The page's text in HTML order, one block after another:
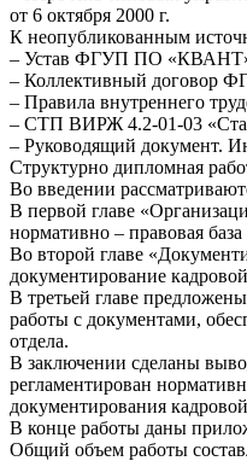
от 6 октября 2000 г.
К неопубликованным
– Устав ФГУП ПО
– Коллективный
– Правила внутреннего
– СТП ВИРЖ 4.2-01-03
– Руководящий документ.
Структурно дипломная
Во введении
В первой главе
нормативно – правовая
Во второй главе
документирование
В третьей главе
работы с документами,
отдела.
В заключении сделаны
регламентирован
документирования
В конце работы даны
Общий объем работы